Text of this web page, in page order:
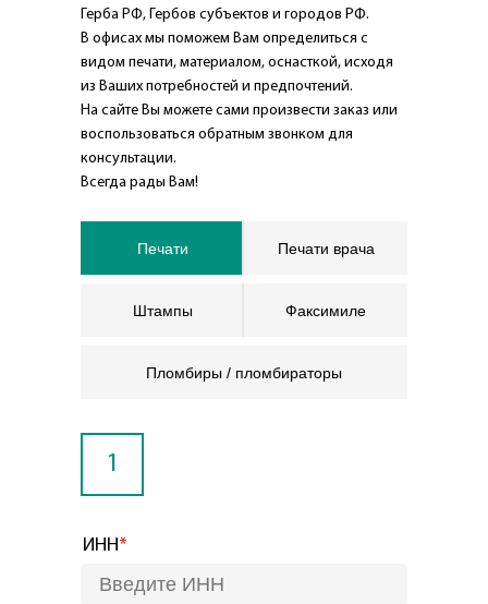
Герба РФ, Гербов субъектов и городов РФ.
В офисах мы поможем Вам определиться с
видом печати, материалом, оснасткой, исходя
из Ваших потребностей и предпочтений.
На сайте Вы можете сами произвести заказ или
воспользоваться обратным звонком для
консультации.
Всегда рады Вам!
Печати Печати врача
Штампы Факсимиле
Пломбиры / пломбираторы
1
ИНН*